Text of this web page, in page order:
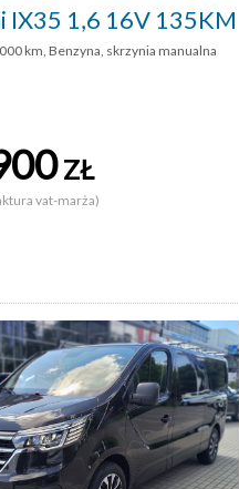
IX35 1,6 16V 135KM
km, Benzyna, skrzynia manualna
ZŁ
vat-marża)